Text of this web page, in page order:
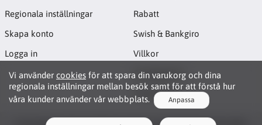
Vi använder cookies för att spara din varukorg och dina
regionala inställningar mellan besök samt för att förstå hur
våra kunder använder vår webbplats.
Anpassa
Functionality Cookies
Regionala inställningar
Skapa konto
Logga in
Rabatt
Swish & Bankgiro
Villkor
Cookiepolicy
Projektsida